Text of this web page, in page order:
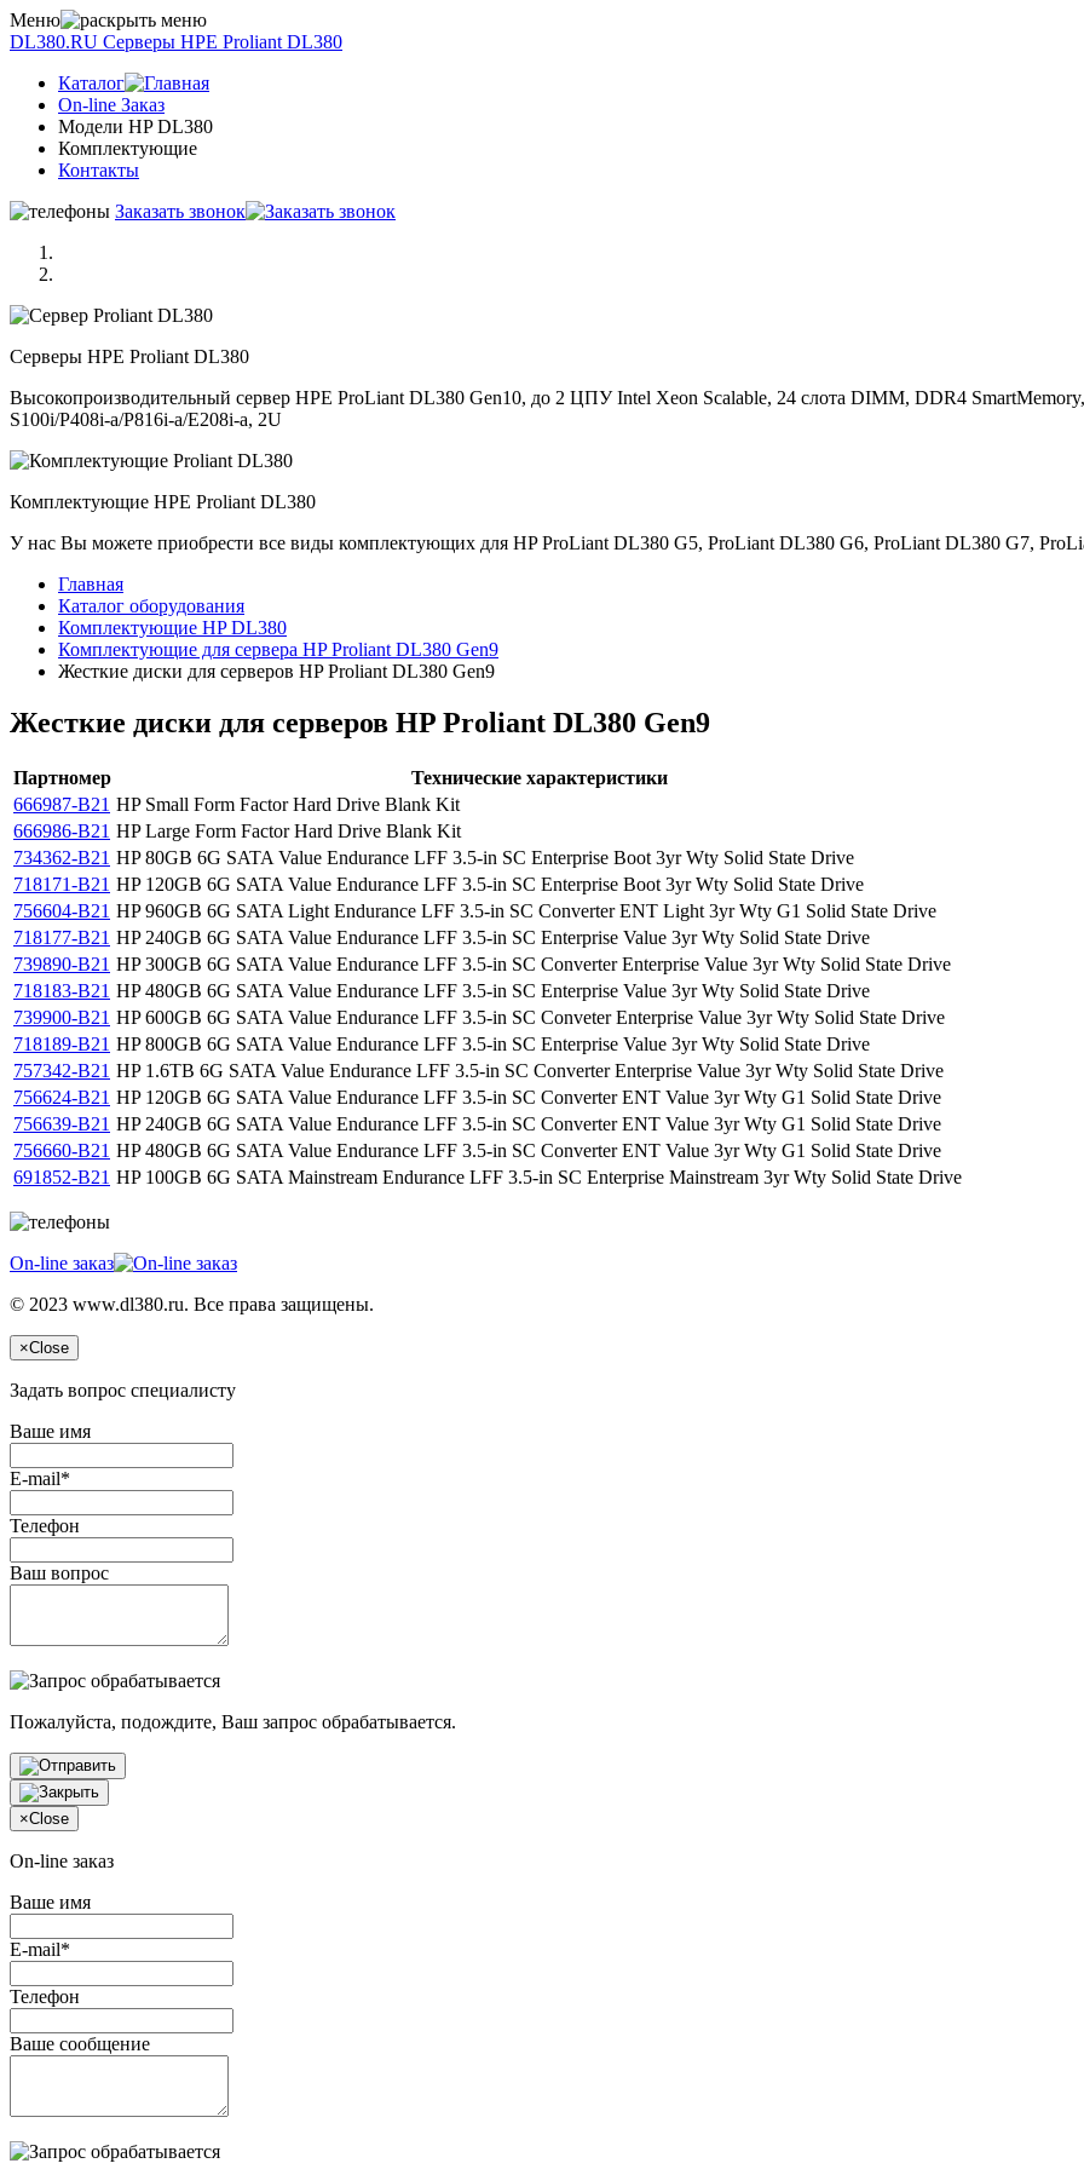
Меню
DL380.RU Серверы НРE Prоliаnt DL380
Каталог
On-line Заказ
Модели HP DL380
Комплектующие
Контакты
Заказать звонок
Серверы НРE Prоliаnt DL380
Высокопроизводительный сервер HPE ProLiant DL380 Gen10, до 2 ЦПУ Intel Xeon Scalable, 24 слота DIMM, DDR4
S100i/P408i-a/P816i-a/E208i-a, 2U
Комплектующие НРE Prоliаnt DL380
У нас Вы можете приобрести все виды комплектующих для HP ProLiant DL380 G5, ProLiant DL380 G6, ProLiant DL380 G7,
Главная
Каталог оборудования
Комплектующие HP DL380
Комплектующие для сервера HP Proliant DL380 Gen9
Жесткие диски для серверов HP Proliant DL380 Gen9
Жесткие диски для серверов HP Proliant DL380 Gen9
Партномер
Технические характеристики
666987-B21 HP Small Form Factor Hard Drive Blank Kit
666986-B21 HP Large Form Factor Hard Drive Blank Kit
734362-B21 HP 80GB 6G SATA Value Endurance LFF 3.5-in SC Enterprise Boot 3yr Wty Solid State Drive
718171-B21 HP 120GB 6G SATA Value Endurance LFF 3.5-in SC Enterprise Boot 3yr Wty Solid State Drive
756604-B21 HP 960GB 6G SATA Light Endurance LFF 3.5-in SC Converter ENT Light 3yr Wty G1 Solid State Drive
718177-B21 HP 240GB 6G SATA Value Endurance LFF 3.5-in SC Enterprise Value 3yr Wty Solid State Drive
739890-B21 HP 300GB 6G SATA Value Endurance LFF 3.5-in SC Converter Enterprise Value 3yr Wty Solid State Drive
718183-B21 HP 480GB 6G SATA Value Endurance LFF 3.5-in SC Enterprise Value 3yr Wty Solid State Drive
739900-B21 HP 600GB 6G SATA Value Endurance LFF 3.5-in SC Conveter Enterprise Value 3yr Wty Solid State Drive
718189-B21 HP 800GB 6G SATA Value Endurance LFF 3.5-in SC Enterprise Value 3yr Wty Solid State Drive
757342-B21 HP 1.6TB 6G SATA Value Endurance LFF 3.5-in SC Converter Enterprise Value 3yr Wty Solid State Drive
756624-B21 HP 120GB 6G SATA Value Endurance LFF 3.5-in SC Converter ENT Value 3yr Wty G1 Solid State Drive
756639-B21 HP 240GB 6G SATA Value Endurance LFF 3.5-in SC Converter ENT Value 3yr Wty G1 Solid State Drive
756660-B21 HP 480GB 6G SATA Value Endurance LFF 3.5-in SC Converter ENT Value 3yr Wty G1 Solid State Drive
691852-B21 HP 100GB 6G SATA Mainstream Endurance LFF 3.5-in SC Enterprise Mainstream 3yr Wty Solid State Drive
On-line заказ
© 2023 www.dl380.ru. Все права защищены.
×Close
Задать вопрос специалисту
Ваше имя
E-mail*
Телефон
Ваш вопрос
Пожалуйста, подождите, Ваш запрос обрабатывается.
×Close
On-line заказ
Ваше имя
E-mail*
Телефон
Ваше сообщение